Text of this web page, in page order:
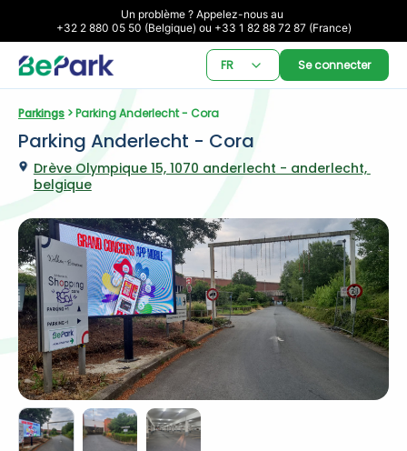
Un problème ? Appelez-nous au
+32 2 880 05 50 (Belgique) ou +33 1 82 88 72 87 (France)
FR Se connecter
Parkings > Parking Anderlecht - Cora
Parking Anderlecht - Cora
Drève Olympique 15, 1070 anderlecht - anderlecht,
belgique